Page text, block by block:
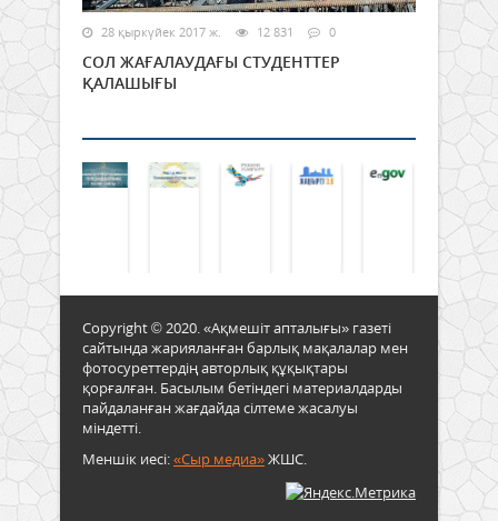
28 қыркүйек 2017 ж. 12 831 0
СОЛ ЖАҒАЛАУДАҒЫ СТУДЕНТТЕР
ҚАЛАШЫҒЫ
Copyright © 2020. «Ақмешіт апталығы» газеті
сайтында жарияланған барлық мақалалар мен
фотосуреттердің авторлық құқықтары
қорғалған. Басылым бетіндегі материалдарды
пайдаланған жағдайда сілтеме жасалуы
міндетті.
Меншік иесі:«Сыр медиа»ЖШС.